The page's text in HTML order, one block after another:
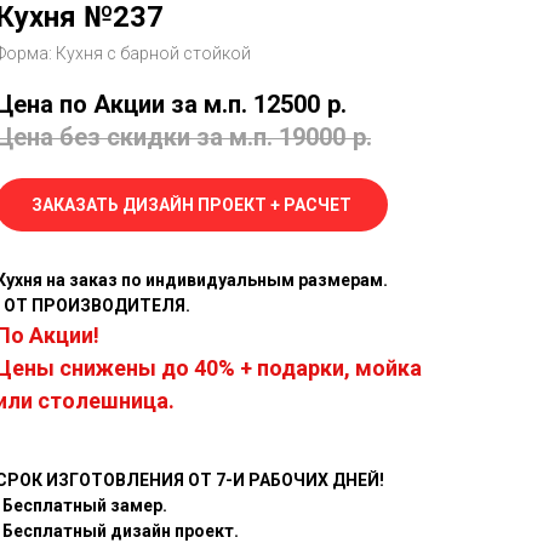
№237
Кухня с барной стойкой
по Акции за м.п. 12500 р.
без скидки за м.п. 19000 р.
ЗАКАЗАТЬ ДИЗАЙН ПРОЕКТ + РАСЧЕТ
на заказ по индивидуальным размерам.
ОТ ПРОИЗВОДИТЕЛЯ.
Акции!
снижены до 40% + подарки, мойка
столешница.
ИЗГОТОВЛЕНИЯ ОТ 7-И РАБОЧИХ ДНЕЙ!
Бесплатный замер.
Бесплатный дизайн проект.